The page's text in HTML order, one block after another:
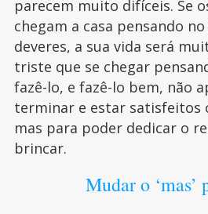
parecem muito difíceis. Se
chegam a casa pensando
deveres, a sua vida será
triste que se chegar
fazê-lo, e fazê-lo bem, não
terminar e estar satisfeitos
mas para poder dedicar o
brincar.
Mudar o ‘mas’